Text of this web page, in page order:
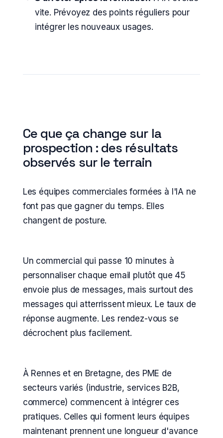
vite. Prévoyez des points réguliers pour
intégrer les nouveaux usages.
Ce que ça change sur la
prospection : des résultats
observés sur le terrain
Les équipes commerciales formées à l'IA ne
font pas que gagner du temps. Elles
changent de posture.
Un commercial qui passe 10 minutes à
personnaliser chaque email plutôt que 45
envoie plus de messages, mais surtout des
messages qui atterrissent mieux. Le taux de
réponse augmente. Les rendez-vous se
décrochent plus facilement.
À Rennes et en Bretagne, des PME de
secteurs variés (industrie, services B2B,
commerce) commencent à intégrer ces
pratiques. Celles qui forment leurs équipes
maintenant prennent une longueur d'avance